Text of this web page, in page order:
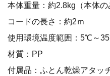
本体重量：約2.8kg（本体の
コードの長さ：約2ｍ
使用環境温度範囲：5℃～
材質：PP
付属品：ふとん乾燥アタッ